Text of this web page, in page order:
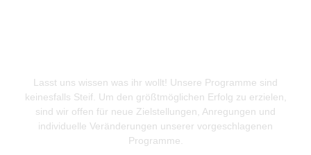
Lasst uns wissen was ihr wollt! Unsere Programme sind
keinesfalls Steif. Um den größtmöglichen Erfolg zu erzielen,
sind wir offen für neue Zielstellungen, Anregungen und
individuelle Veränderungen unserer vorgeschlagenen
Programme.